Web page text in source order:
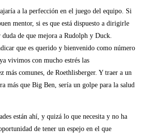
a la perfección en el juego del equipo. Si
mentor, si es que está dispuesto a dirigirle
de que mejora a Rudolph y Duck.
que es querido y bienvenido como número
vivimos con mucho estrés las
más comunes, de Roethlisberger. Y traer a un
más que Big Ben, sería un golpe para la salud
están ahí, y quizá lo que necesita y no ha
de tener un espejo en el que